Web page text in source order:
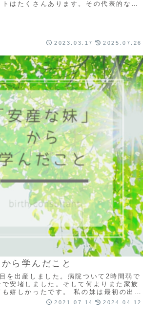
はたくさんあります。その代表的なも
2023.03.17 2025.07.26
ら学んだこと
を出産しました。病院ついて2時間弱で
安堵しました。そして何よりまた家族
嬉しかったです。 私の妹は最初の出産
年前私も家族として病院に...
2021.07.14 2024.04.12